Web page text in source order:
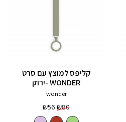
קליפס למוצץ עם סרט
WONDER -ירוק
wonder
₪80
המחיר
המקורי
₪56
הנוכחי